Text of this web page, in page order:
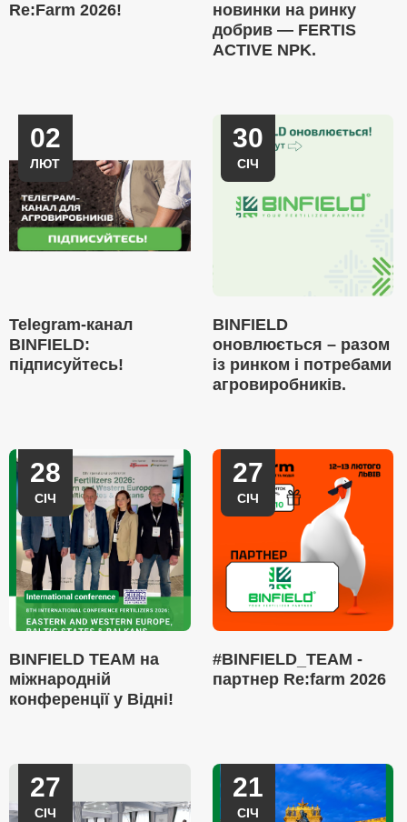
Re:Farm 2026!
новинки на ринку
добрив — FERTIS
ACTIVE NPK.
02
ЛЮТ
Telegram-канал
BINFIELD:
підписуйтесь!
30
СІЧ
BINFIELD
оновлюється – разом
із ринком і потребами
агровиробників.
28
СІЧ
BINFIELD TEAM на
міжнародній
конференції у Відні!
27
СІЧ
#BINFIELD_TEAM -
партнер Re:farm 2026
27
СІЧ
21
СІЧ